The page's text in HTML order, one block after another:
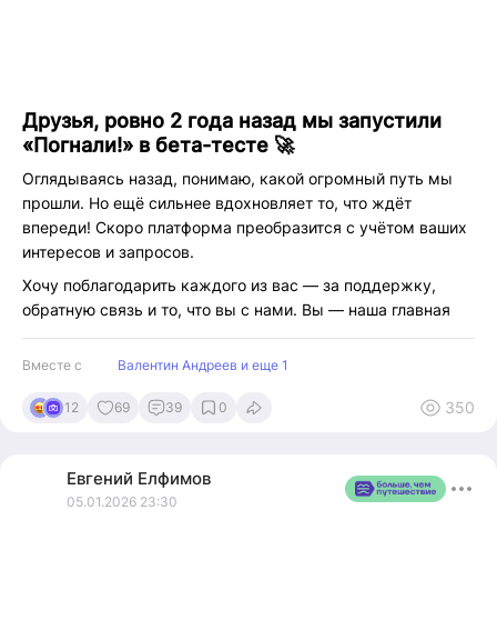
Друзья, ровно 2 года назад мы запустили
«Погнали!» в бета-тесте 🚀
Оглядываясь назад, понимаю, какой огромный путь мы
прошли. Но ещё сильнее вдохновляет то, что ждёт
впереди! Скоро платформа преобразится с учётом ваших
интересов и запросов.
Хочу поблагодарить каждого из вас — за поддержку,
обратную связь и то, что вы с нами. Вы — наша главная
движущая сила.
У меня есть маленькое, но очень личное предложение.
Напишите в комментариях к этому посту, что вам
нравится в «Погнали!». Или чего не хватает? Какие
Погнали в новый большой год вместе!
Вместе с Валентин Андреев и еще 1
12 69 39 0 350
Евгений Елфимов
05.01.2026 23:30